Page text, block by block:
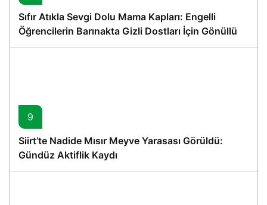
Sıfır Atıkla Sevgi Dolu Mama Kapları: Engelli
Öğrencilerin Barınakta Gizli Dostları İçin Gönüllü
Proje
9
Siirt’te Nadide Mısır Meyve Yarasası Görüldü:
Gündüz Aktiflik Kaydı